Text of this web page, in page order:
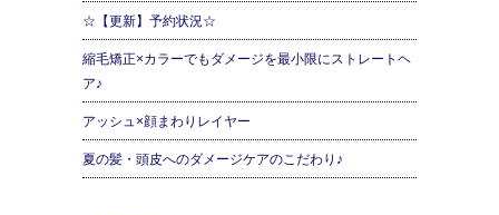
☆【更新】予約状況☆
縮毛矯正×カラーでもダメージを最小限にストレートヘ
ア♪
アッシュ×顔まわりレイヤー
夏の髪・頭皮へのダメージケアのこだわり♪